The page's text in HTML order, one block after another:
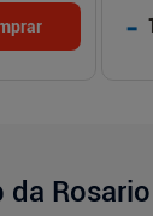
- 1
da Rosario